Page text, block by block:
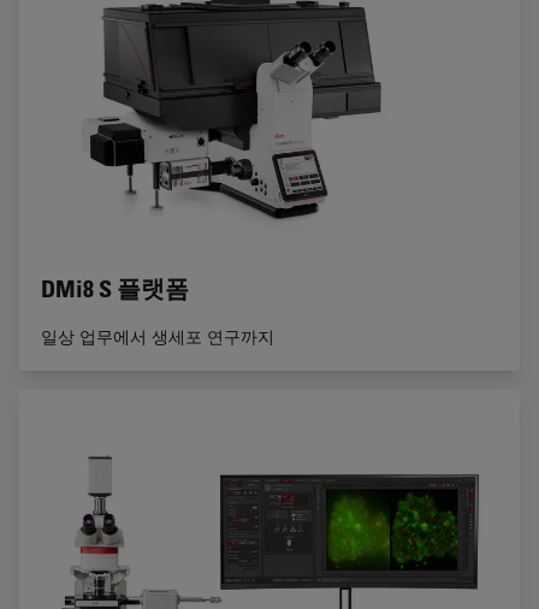
DMi8 S 플랫폼
일상 업무에서 생세포 연구까지